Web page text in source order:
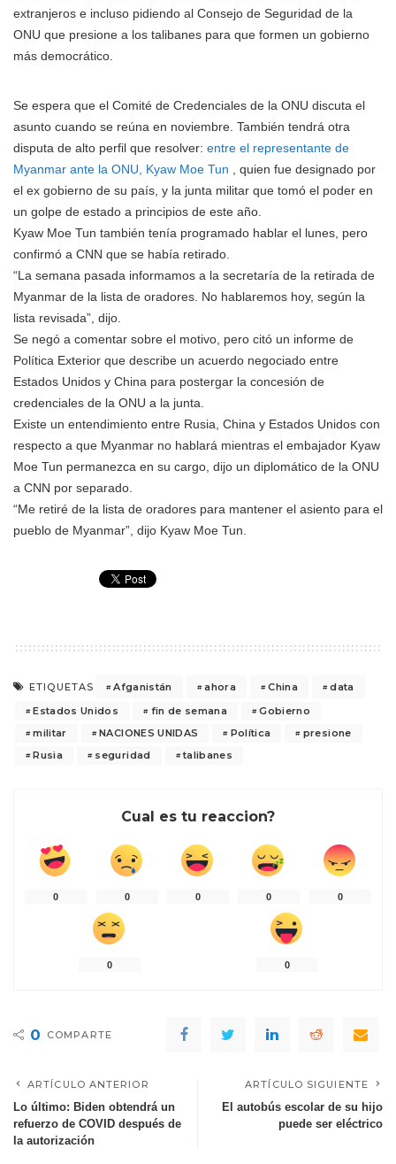
extranjeros e incluso pidiendo al Consejo de Seguridad de la
ONU que presione a los talibanes para que formen un gobierno
más democrático.
Se espera que el Comité de Credenciales de la ONU discuta el
asunto cuando se reúna en noviembre. También tendrá otra
disputa de alto perfil que resolver: entre el representante de
Myanmar ante la ONU, Kyaw Moe Tun , quien fue designado por
el ex gobierno de su país, y la junta militar que tomó el poder en
un golpe de estado a principios de este año.
Kyaw Moe Tun también tenía programado hablar el lunes, pero
confirmó a CNN que se había retirado.
“La semana pasada informamos a la secretaría de la retirada de
Myanmar de la lista de oradores. No hablaremos hoy, según la
lista revisada”, dijo.
Se negó a comentar sobre el motivo, pero citó un informe de
Política Exterior que describe un acuerdo negociado entre
Estados Unidos y China para postergar la concesión de
credenciales de la ONU a la junta.
Existe un entendimiento entre Rusia, China y Estados Unidos con
respecto a que Myanmar no hablará mientras el embajador Kyaw
Moe Tun permanezca en su cargo, dijo un diplomático de la ONU
a CNN por separado.
“Me retiré de la lista de oradores para mantener el asiento para el
pueblo de Myanmar”, dijo Kyaw Moe Tun.
ETIQUETAS Afganistán ahora China
data
Estados Unidos
fin de semana
Gobierno
militar
NACIONES UNIDAS Política
presione
Rusia
seguridad talibanes
Cual es tu reaccion?
0 0 0 0 0
0 0
0 COMPARTE
ARTÍCULO ANTERIOR
Lo último: Biden obtendrá un
refuerzo de COVID después de
la autorización
ARTÍCULO SIGUIENTE
El autobús escolar de su hijo
puede ser eléctrico